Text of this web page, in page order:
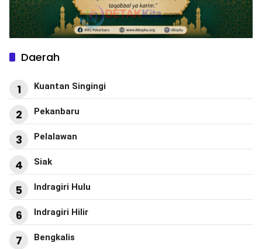
Daerah
1 Kuantan Singingi
2 Pekanbaru
3 Pelalawan
4 Siak
5 Indragiri Hulu
6 Indragiri Hilir
7 Bengkalis